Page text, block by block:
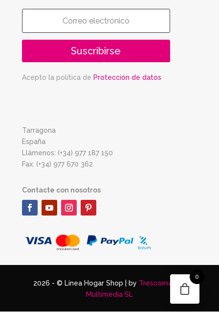
Suscribirse
Acepto la política de Protección de datos
Tarragona
España
Llámenos: (+34) 977 187 150
Fax: (+34) 977 670 362
Contacte con nosotros
2026 - © Linea Hogar Shop | by Trescomatres
Multimèdia SL
0